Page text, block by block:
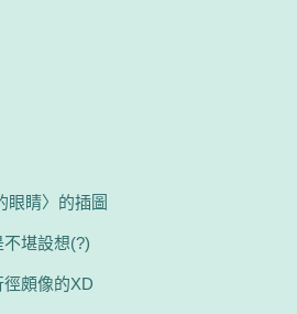
眼睛〉的插圖
堪設想(?)
頗像的XD